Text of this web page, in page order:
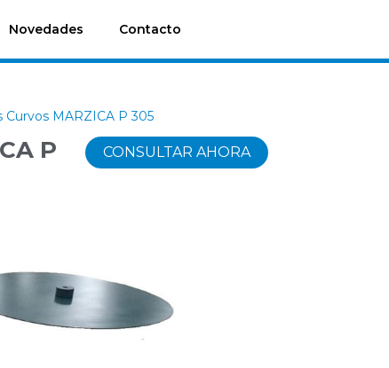
Novedades Contacto
MARZICA P 305
P
CONSULTAR AHORA